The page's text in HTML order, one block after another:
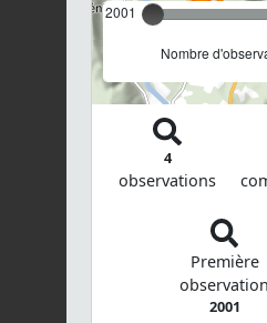
2001
Nombre
4
observations
Première
observation
2001